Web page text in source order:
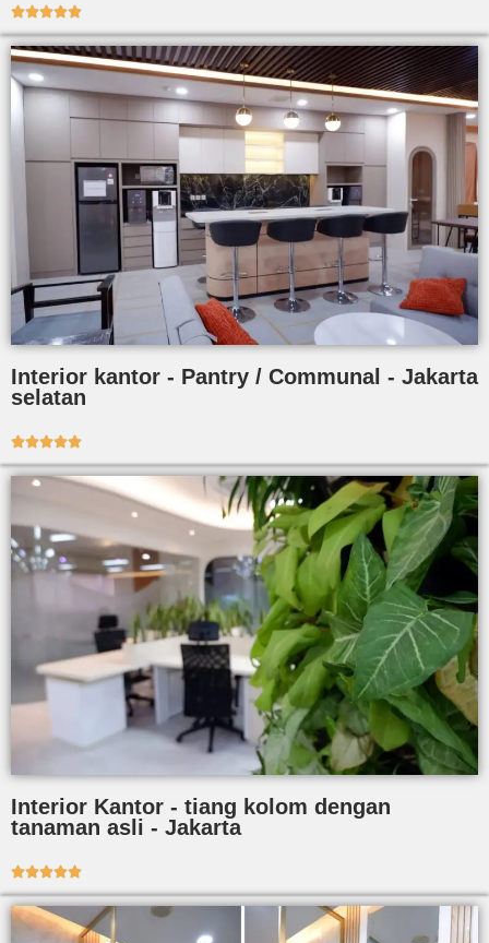

Interior kantor - Pantry / Communal - Jakarta
selatan

Interior Kantor - tiang kolom dengan
tanaman asli - Jakarta
